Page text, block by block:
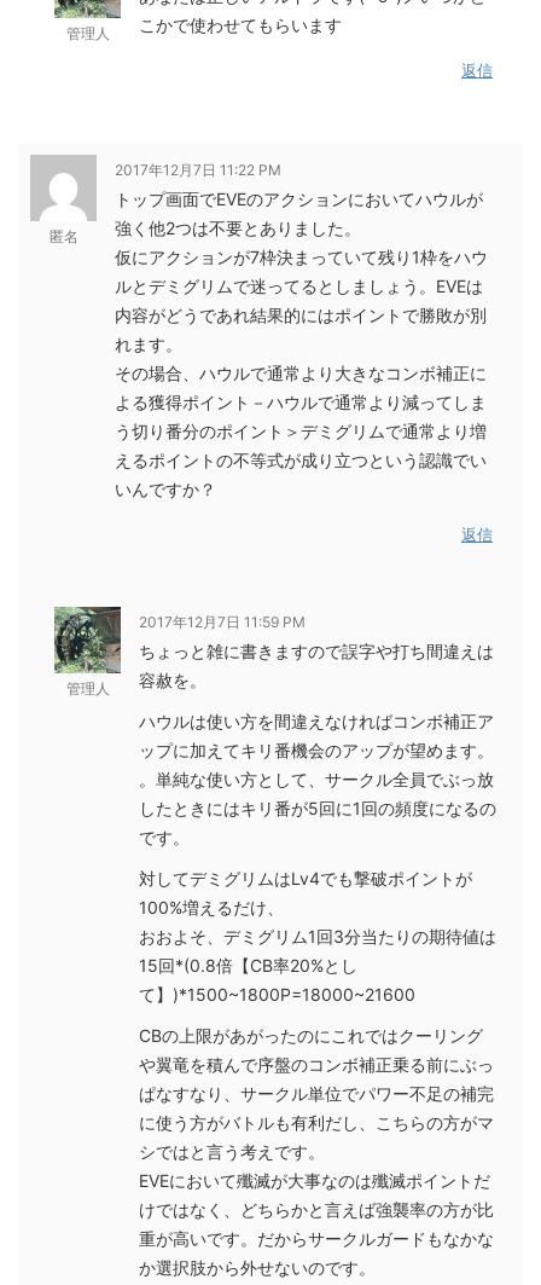
管理人
こかで使わせてもらいます
返信
匿名
2017年12月7日 11:22 PM
トップ画面でEVEのアクションにおいてハウルが
強く他2つは不要とありました。
仮にアクションが7枠決まっていて残り1枠をハウ
ルとデミグリムで迷ってるとしましょう。EVEは
内容がどうであれ結果的にはポイントで勝敗が別
れます。
その場合、ハウルで通常より大きなコンボ補正に
よる獲得ポイント－ハウルで通常より減ってしま
う切り番分のポイント＞デミグリムで通常より増
えるポイントの不等式が成り立つという認識でい
いんですか？
返信
管理人
2017年12月7日 11:59 PM
ちょっと雑に書きますので誤字や打ち間違えは
容赦を。
ハウルは使い方を間違えなければコンボ補正ア
ップに加えてキリ番機会のアップが望めます。
。単純な使い方として、サークル全員でぶっ放
したときにはキリ番が5回に1回の頻度になるの
です。
対してデミグリムはLv4でも撃破ポイントが
100%増えるだけ、
おおよそ、デミグリム1回3分当たりの期待値は
15回*(0.8倍【CB率20%とし
て】)*1500~1800P=18000~21600
CBの上限があがったのにこれではクーリング
や翼竜を積んで序盤のコンボ補正乗る前にぶっ
ぱなすなり、サークル単位でパワー不足の補完
に使う方がバトルも有利だし、こちらの方がマ
シではと言う考えです。
EVEにおいて殲滅が大事なのは殲滅ポイントだ
けではなく、どちらかと言えば強襲率の方が比
重が高いです。だからサークルガードもなかな
か選択肢から外せないのです。